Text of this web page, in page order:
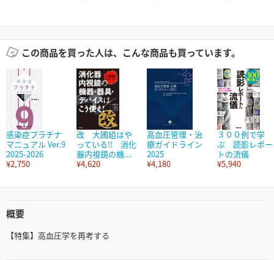
この商品を買った人は、こんな商品も買っています。
感染症プラチナ
マニュアル Ver.9
2025-2026
¥2,750
改 大圃組はや
っている!! 消化
器内視鏡の機...
¥4,620
高血圧管理・治
療ガイドライン
2025
¥4,180
３００例で学
ぶ 読影レポー
トの流儀
¥5,940
概要
【特集】高血圧学を再考する